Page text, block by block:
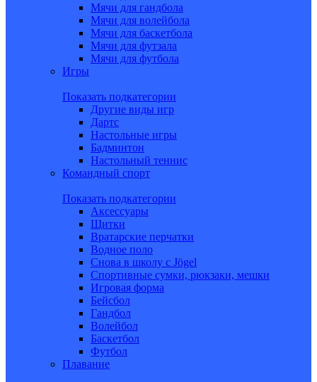
Мячи для гандбола
Мячи для волейбола
Мячи для баскетбола
Мячи для футзала
Мячи для футбола
Игры
Показать подкатегории
Другие виды игр
Дартс
Настольные игры
Бадминтон
Настольный теннис
Командный спорт
Показать подкатегории
Аксессуары
Щитки
Вратарские перчатки
Водное поло
Снова в школу c Jögel
Спортивные сумки, рюкзаки, мешки
Игровая форма
Бейсбол
Гандбол
Волейбол
Баскетбол
Футбол
Плавание